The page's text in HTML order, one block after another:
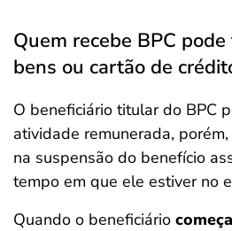
Quem recebe BPC
bens ou cartão de
O beneficiário titular do BPC
atividade remunerada,
na suspensão do benefício
tempo em que ele estiver no
Quando o beneficiário